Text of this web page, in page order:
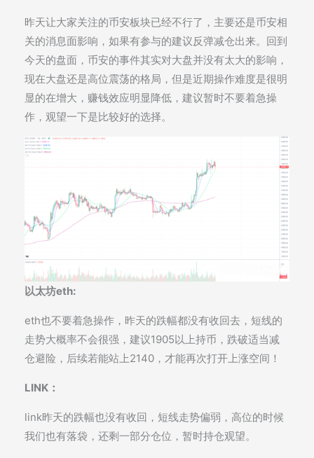
昨天让大家关注的币安板块已经不行了，主要还是币安相
关的消息面影响，如果有参与的建议反弹减仓出来。回到
今天的盘面，币安的事件其实对大盘并没有太大的影响，
现在大盘还是高位震荡的格局，但是近期操作难度是很明
显的在增大，赚钱效应明显降低，建议暂时不要着急操
作，观望一下是比较好的选择。
以太坊eth:
eth也不要着急操作，昨天的跌幅都没有收回去，短线的
走势大概率不会很强，建议1905以上持币，跌破适当减
仓避险，后续若能站上2140，才能再次打开上涨空间！
LINK：
link昨天的跌幅也没有收回，短线走势偏弱，高位的时候
我们也有落袋，还剩一部分仓位，暂时持仓观望。